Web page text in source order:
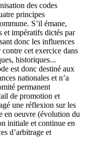
des codes
principes
S’il émane,
et impératifs dictés par
donc les influences
cet exercice dans
historiques...
est donc destiné aux
nationales et n’a
permanent
de promotion et
une réflexion sur les
en oeuvre (évolution du
initiale et continue en
d’arbitrage et